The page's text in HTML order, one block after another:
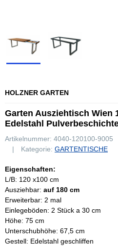
HOLZNER GARTEN
Garten Ausziehtisch Wien
Edelstahl
Artikelnummer: 4040-120100-9005
Kategorie: GARTENTISCHE
Eigenschaften:
L/B: 120 x100 cm
Ausziehbar: auf 180 cm
Erweiterbar: 2 mal
Einlegeböden: 2 Stück a 30 cm
Höhe: 75 cm
Unterschubhöhe: 67,5 cm
Gestell: Edelstahl geschliffen